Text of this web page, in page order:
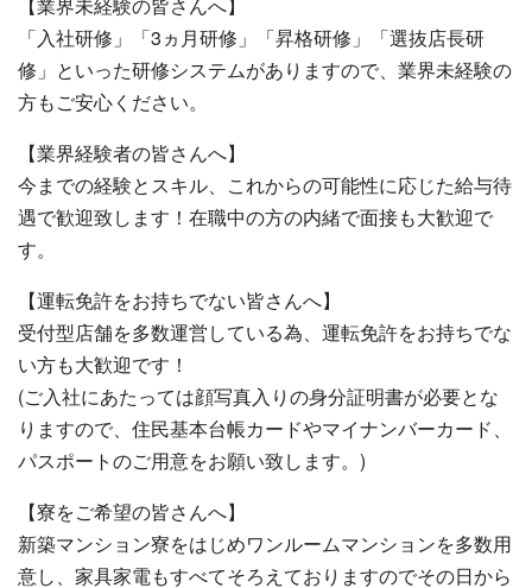
「入社研修」「3ヵ月研修」「昇格研修」「選抜店長研
修」といった研修システムがありますので、業界未経験の
方もご安心ください。
【業界経験者の皆さんへ】
今までの経験とスキル、これからの可能性に応じた給与待
遇で歓迎致します！在職中の方の内緒で面接も大歓迎で
す。
【運転免許をお持ちでない皆さんへ】
受付型店舗を多数運営している為、運転免許をお持ちでな
い方も大歓迎です！
(ご入社にあたっては顔写真入りの身分証明書が必要とな
りますので、住民基本台帳カードやマイナンバーカード、
パスポートのご用意をお願い致します。)
【寮をご希望の皆さんへ】
新築マンション寮をはじめワンルームマンションを多数用
意し、家具家電もすべてそろえておりますのでその日から